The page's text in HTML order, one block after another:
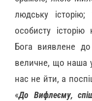
людську
особисту
Бога виявлене
величне, що наша
нас не йти, а
«До Вифлеєму,